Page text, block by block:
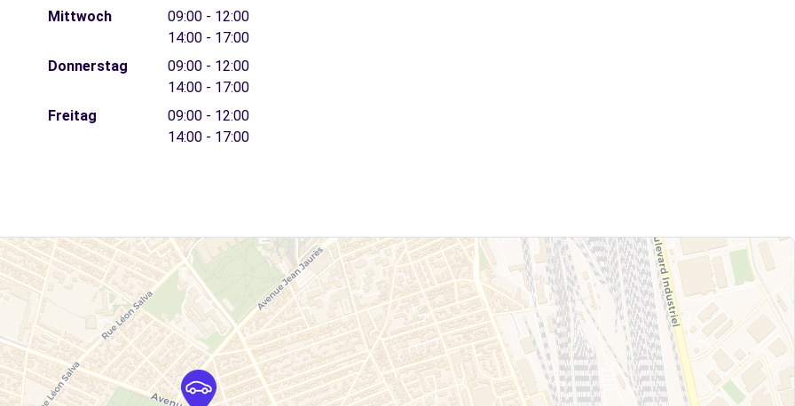
Mittwoch
09:00 - 12:00
14:00 - 17:00
Donnerstag
09:00 - 12:00
14:00 - 17:00
Freitag
09:00 - 12:00
14:00 - 17:00